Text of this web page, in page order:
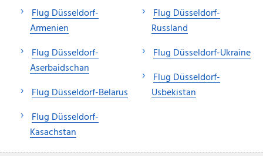
Flug Düsseldorf-
Armenien
Flug Düsseldorf-
Aserbaidschan
Flug Düsseldorf-Belarus
Flug Düsseldorf-
Kasachstan
Flug Düsseldorf-
Russland
Flug Düsseldorf-Ukraine
Flug Düsseldorf-
Usbekistan